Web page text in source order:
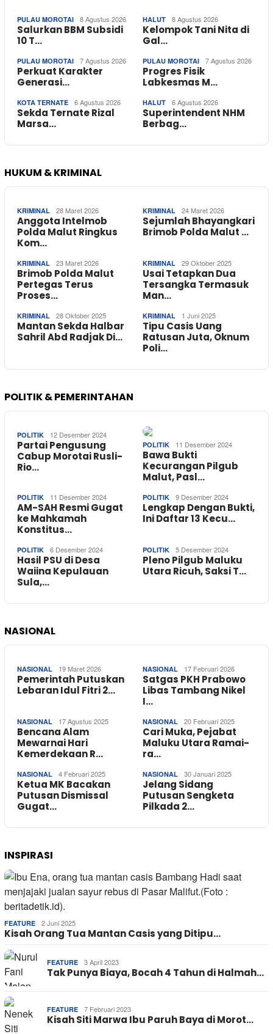
PULAU MOROTAI 8 Agustus 2026
Salurkan BBM Subsidi
10 T…
HALUT 8 Agustus 2026
Kelompok Tani Nita di
Gal…
PULAU MOROTAI 7 Agustus 2026
Perkuat Karakter
Generasi…
PULAU MOROTAI 7 Agustus 2026
Progres Fisik
Labkesmas M…
KOTA TERNATE 6 Agustus 2026
Sekda Ternate Rizal
Marsa…
HALUT 6 Agustus 2026
Superintendent NHM
Berbag…
HUKUM & KRIMINAL
KRIMINAL 28 Maret 2026
Anggota Intelmob
Polda Malut Ringkus
Kom…
KRIMINAL 24 Maret 2026
Sejumlah Bhayangkari
Brimob Polda Malut …
KRIMINAL 23 Maret 2026
Brimob Polda Malut
Pertegas Terus
Proses…
KRIMINAL 29 Oktober 2025
Usai Tetapkan Dua
Tersangka Termasuk
Man…
KRIMINAL 28 Oktober 2025
Mantan Sekda Halbar
Sahril Abd Radjak Di…
KRIMINAL 1 Juni 2025
Tipu Casis Uang
Ratusan Juta, Oknum
Poli…
POLITIK & PEMERINTAHAN
POLITIK 12 Desember 2024
Partai Pengusung
Cabup Morotai Rusli-
Rio…
POLITIK 11 Desember 2024
Bawa Bukti
Kecurangan Pilgub
Malut, Pasl…
POLITIK 11 Desember 2024
AM-SAH Resmi Gugat
ke Mahkamah
Konstitus…
POLITIK 9 Desember 2024
Lengkap Dengan Bukti,
Ini Daftar 13 Kecu…
POLITIK 6 Desember 2024
Hasil PSU di Desa
Waiina Kepulauan
Sula,…
POLITIK 5 Desember 2024
Pleno Pilgub Maluku
Utara Ricuh, Saksi T…
NASIONAL
NASIONAL 19 Maret 2026
Pemerintah Putuskan
Lebaran Idul Fitri 2…
NASIONAL 17 Februari 2026
Satgas PKH Prabowo
Libas Tambang Nikel
I…
NASIONAL 17 Agustus 2025
Bencana Alam
Mewarnai Hari
Kemerdekaan R…
NASIONAL 20 Februari 2025
Cari Muka, Pejabat
Maluku Utara Ramai-
ra…
NASIONAL 4 Februari 2025
Ketua MK Bacakan
Putusan Dismissal
Gugat…
NASIONAL 30 Januari 2025
Jelang Sidang
Putusan Sengketa
Pilkada 2…
INSPIRASI
FEATURE 2 Juni 2025
Kisah Orang Tua Mantan Casis yang Ditipu…
FEATURE 3 April 2023
Tak Punya Biaya, Bocah 4 Tahun di Halmah…
FEATURE 7 Februari 2023
Kisah Siti Marwa Ibu Paruh Baya di Morot…